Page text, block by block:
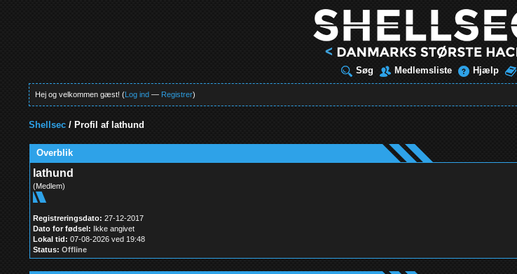
Søg Medlemsliste Hjælp
Hej og velkommen gæst! (Log ind — Registrer)
Shellsec / Profil af lathund
Overblik
lathund
(Medlem)
Registreringsdato: 27-12-2017
Dato for fødsel: Ikke angivet
Lokal tid: 07-08-2026 ved 19:48
Status: Offline